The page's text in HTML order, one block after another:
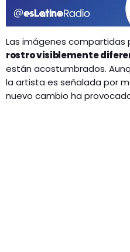
Las imágenes compartidas
rostro visiblemente
están acostumbrados.
la artista es señalada por
nuevo cambio ha